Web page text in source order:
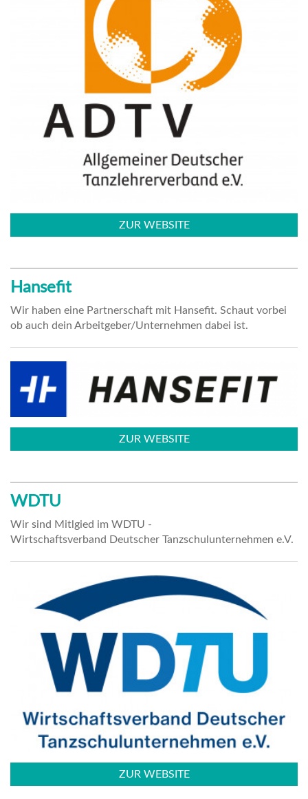
ZUR WEBSITE
Hansefit
Wir haben eine Partnerschaft mit Hansefit. Schaut vorbei
ob auch dein Arbeitgeber/Unternehmen dabei ist.
ZUR WEBSITE
WDTU
Wir sind Mitlgied im WDTU -
Wirtschaftsverband Deutscher Tanzschulunternehmen e.V.
ZUR WEBSITE